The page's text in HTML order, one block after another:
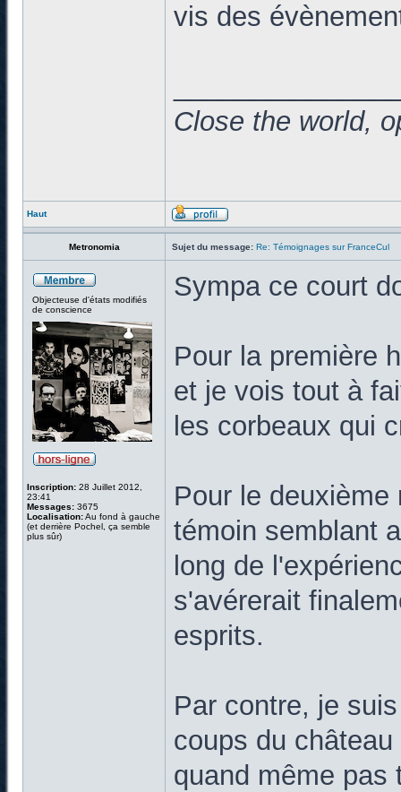
vis des
Close the world,
Haut
Metronomia Sujet du message: Re: Témoignages sur FranceCul
Objecteuse d'états modifiés
de conscience
Inscription: 28 Juillet 2012,
23:41
Messages: 3675
Localisation:Au fond à gauche
(et derrière Pochel, ça semble
plus sûr)
Sympa ce court
Pour la première
et je vois tout à
les corbeaux qui
Pour le
témoin semblant
long de
s'avérerait
esprits.
Par contre, je
coups du
quand même pas